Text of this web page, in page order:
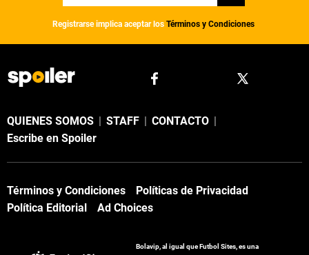
Registrarse implica aceptar los Términos y Condiciones
QUIENES SOMOS STAFF CONTACTO
Escribe en Spoiler
Términos y Condiciones
Políticas de Privacidad
Política Editorial
Ad Choices
Bolavip, al igual que Futbol Sites, es una